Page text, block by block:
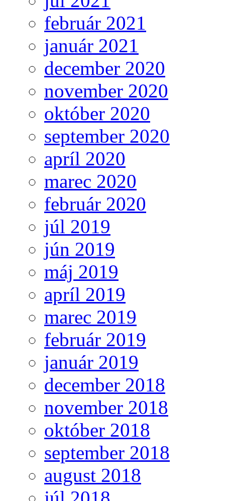
február 2021
január 2021
december 2020
november 2020
október 2020
september 2020
apríl 2020
marec 2020
február 2020
júl 2019
jún 2019
máj 2019
apríl 2019
marec 2019
február 2019
január 2019
december 2018
november 2018
október 2018
september 2018
august 2018